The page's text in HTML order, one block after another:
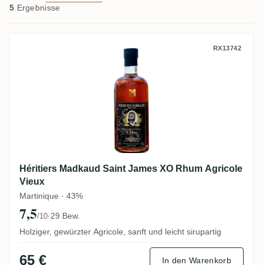
5 Ergebnisse
Héritiers Madkaud Saint James XORX13742
Héritiers Madkaud Saint James XO Rhum Agricole
Vieux
Martinique · 43%
7,5/10·29 Bew.
Holziger, gewürzter Agricole, sanft und leicht sirupartig
65 € In den Warenkorb